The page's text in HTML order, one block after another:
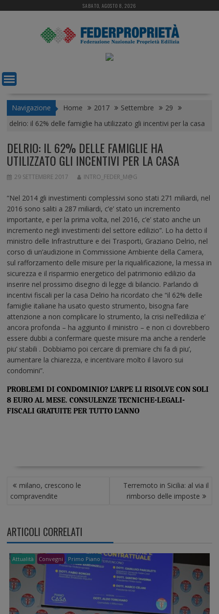
c
o
SABATO, AGOSTO 8, 2026
Navigazione Home 2017 Settembre
29
delrio: il 62% delle famiglie ha utilizzato gli incentivi per la casa
DELRIO: IL 62% DELLE FAMIGLIE HA
UTILIZZATO GLI INCENTIVI PER LA CASA
29 SETTEMBRE 2017 INTRO_FEDER_M@G
“Nel 2014 gli investimenti complessivi sono stati 271 miliardi, nel
2016 sono saliti a 287 miliardi, c’e’ stato un incremento
importante, e per la prima volta, nel 2016, c’e’ stato anche un
incremento negli investimenti del settore edilizio”. Lo ha detto il
ministro delle Infrastrutture e dei Trasporti, Graziano Delrio, nel
corso di un’audizione in Commissione Ambiente della Camera,
sul rafforzamento delle misure per la riqualificazione, la messa in
sicurezza e il risparmio energetico del patrimonio edilizio da
inserire nel prossimo disegno di legge di bilancio. Parlando di
incentivi fiscali per la casa Delrio ha ricordato che “il 62% delle
famiglie italiane ha usato questo strumento, bisogna fare
attenzione a non complicare lo strumento, la crisi nell’edilizia e’
ancora profonda – ha aggiunto il ministro – e non ci dovrebbero
essere dubbi a confermare queste misure ma anche a renderle
piu’ stabili . Dobbiamo poi cercare di premiare chi fa di piu’,
aumentare la chiarezza, e incentivare molto il lavoro sui
condomini”.
PROBLEMI DI CONDOMINIO? L’ARPE LI RISOLVE CON SOLI
8 EURO AL MESE. CONSULENZE TECNICHE-LEGALI-
FISCALI GRATUITE PER TUTTO L’ANNO
A
V
G
A
Z
O
N
E
milano, crescono le
compravendite
Terremoto in Sicilia: al via il
rimborso delle imposte
ARTICOLI CORRELATI
Attualità Convegni Primo Piano